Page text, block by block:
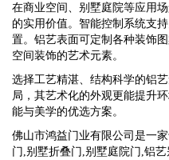
在商业空间、别墅庭院等应用
的实用价值。智能控制系统支
置。铝艺表面可定制各种装饰
空间装饰的艺术元素。
选择工艺精湛、结构科学的铝
局，其艺术化的外观更能提升
能与美学的优选方案。
佛山市鸿益门业有限公司是一
门, 别墅折叠门 ,别墅庭院门,铝